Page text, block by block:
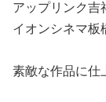
アップリンク吉
イオンシネマ板
素敵な作品に仕